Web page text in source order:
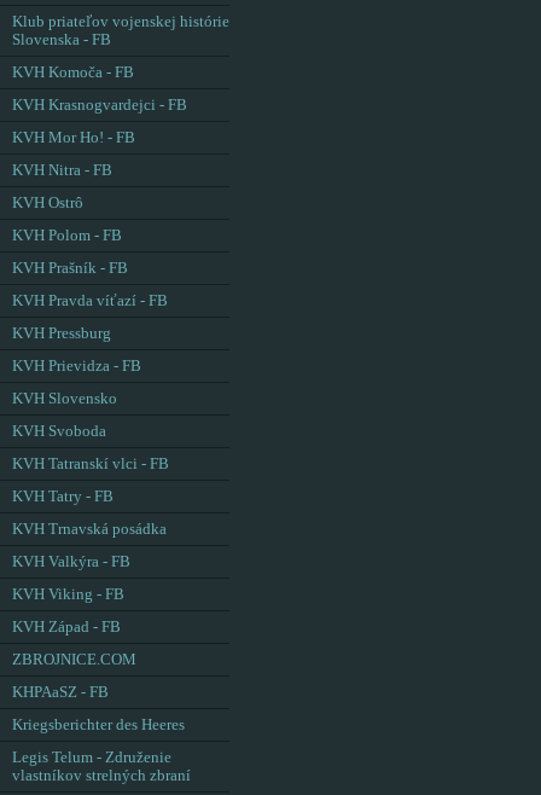
Klub priateľov vojenskej histórie
Slovenska - FB
KVH Komoča - FB
KVH Krasnogvardejci - FB
KVH Mor Ho! - FB
KVH Nitra - FB
KVH Ostrô
KVH Polom - FB
KVH Prašník - FB
KVH Pravda víťazí - FB
KVH Pressburg
KVH Prievidza - FB
KVH Slovensko
KVH Svoboda
KVH Tatranskí vlci - FB
KVH Tatry - FB
KVH Trnavská posádka
KVH Valkýra - FB
KVH Viking - FB
KVH Západ - FB
ZBROJNICE.COM
KHPAaSZ - FB
Kriegsberichter des Heeres
Legis Telum - Združenie
vlastníkov strelných zbraní